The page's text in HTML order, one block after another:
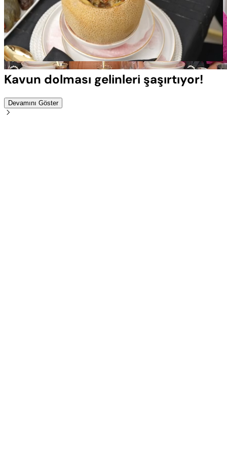
Sesi
Aç
Yüklendi
100.00%
Oynatma
Hızı
Kavun dolması gelinleri şaşırtıyor!
Devamını Göster